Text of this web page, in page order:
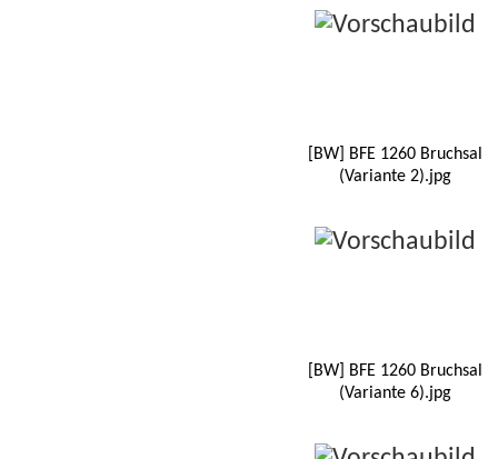
[BW] BFE 1260 Bruchsal
(Variante 2).jpg
[BW] BFE 1260 Bruchsal
(Variante 6).jpg